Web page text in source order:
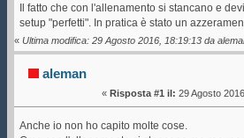
Il fatto che con l'allenamento si stancano e
setup "perfetti". In pratica è stato un
« Ultima modifica: 29 Agosto 2016, 18:19:13 da
aleman
« Risposta #1 il: 29 Agosto
Anche io non ho capito molte cose.